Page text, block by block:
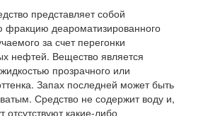
представляет собой
фракцию деароматизированного
за счет перегонки
нефтей. Вещество является
прозрачного или
Запах последней может быть
Средство не содержит воду и,
отсутствуют какие-либо